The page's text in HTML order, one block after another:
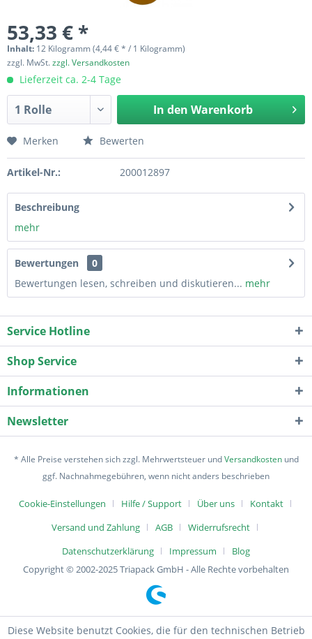
53,33 € *
Inhalt: 12 Kilogramm (4,44 € * / 1 Kilogramm)
zzgl. MwSt.zzgl. Versandkosten
Lieferzeit ca. 2-4 Tage
In den Warenkorb
Merken Bewerten
Artikel-Nr.: 200012897
Beschreibung
mehr
Bewertungen
0
Bewertungen lesen, schreiben und diskutieren... mehr
Service Hotline
Shop Service
Informationen
Newsletter
* Alle Preise verstehen sich zzgl. Mehrwertsteuer undVersandkostenund
ggf. Nachnahmegebühren, wenn nicht anders beschrieben
Cookie-Einstellungen Hilfe / Support Über uns
Kontakt
Versand und Zahlung
AGB
Widerrufsrecht
Datenschutzerklärung
Impressum
Blog
Copyright © 2002-2025 Triapack GmbH - Alle Rechte vorbehalten
Diese Website benutzt Cookies, die für den technischen Betrieb